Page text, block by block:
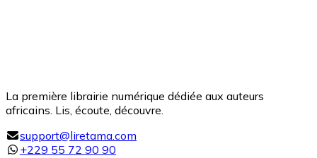
La première librairie numérique dédiée aux auteurs
africains. Lis, écoute, découvre.
support@liretama.com
+229 55 72 90 90